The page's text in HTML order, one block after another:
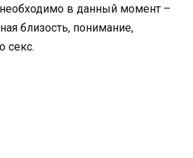
в данный момент –
близость, понимание,
секс.